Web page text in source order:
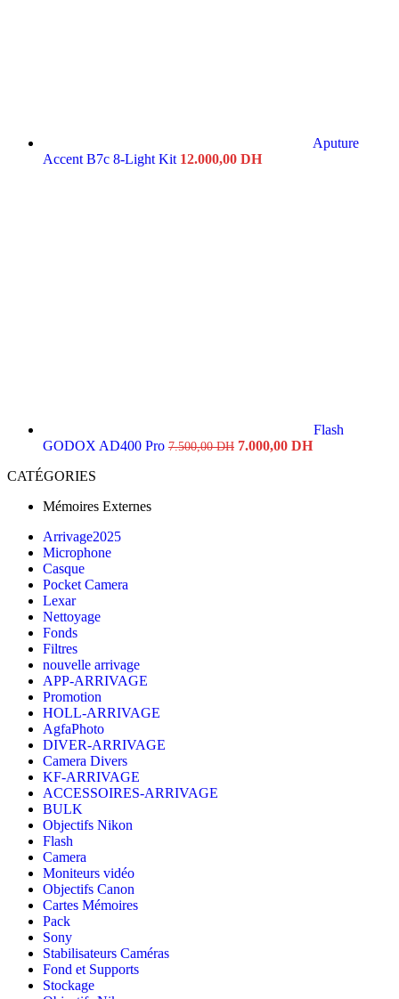
Aputure
Accent B7c 8-Light Kit 12.000,00 DH
Flash
GODOX AD400 Pro 7.500,00DH Original
7.000,00 DHCurrent
CATÉGORIES
Mémoires Externes
Arrivage2025
Microphone
Casque
Pocket Camera
Lexar
Nettoyage
Fonds
Filtres
nouvelle arrivage
APP-ARRIVAGE
Promotion
HOLL-ARRIVAGE
AgfaPhoto
DIVER-ARRIVAGE
Camera Divers
KF-ARRIVAGE
ACCESSOIRES-ARRIVAGE
BULK
Objectifs Nikon
Flash
Camera
Moniteurs vidéo
Objectifs Canon
Cartes Mémoires
Pack
Sony
Stabilisateurs Caméras
Fond et Supports
Stockage